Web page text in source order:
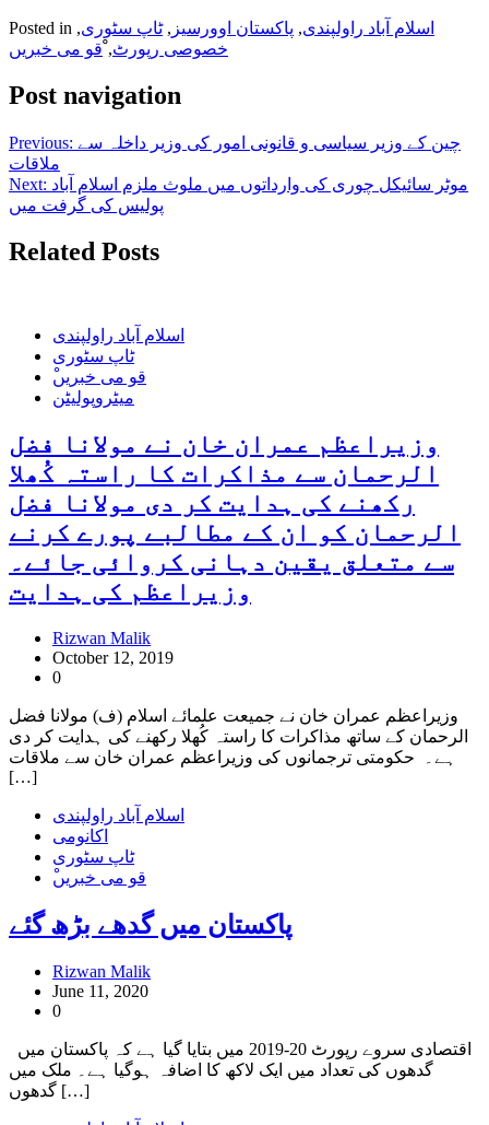
Posted in اسلام آباد راولپندی, پاکستان اوورسیز ,ٹاپ سٹوری,
خصوصی رپورٹ,ْقو می خبریں
Post navigation
Previous: چین کے وزیر سیاسی و قانونی امور کی وزیر داخلہ سے
ملاقات
Next: موٹر سائیکل چوری کی وارداتوں میں ملوث ملزم اسلام آباد
پولیس کی گرفت میں
Related Posts
اسلام آباد راولپندی
ٹاپ سٹوری
ْقو می خبریں
میٹروپولیٹن
وزیراعظم عمران خان نے مولانا فضل
الرحمان سے مذاکرات کا راستہ کُھلا
رکھنے کی ہدایت کر دی مولانا فضل
الرحمان کو ان کے مطالبے پورے کرنے
سے متعلق یقین دہانی کروائی جائے۔
وزیراعظم کی ہدایت
Rizwan Malik
October 12, 2019
0
وزیراعظم عمران خان نے جمیعت علمائے اسلام (ف) مولانا فضل
الرحمان کے ساتھ مذاکرات کا راستہ کُھلا رکھنے کی ہدایت کر دی
ہے۔ حکومتی ترجمانوں کی وزیراعظم عمران خان سے ملاقات
[…]
اسلام آباد راولپندی
اکانومی
ٹاپ سٹوری
ْقو می خبریں
پاکستان میں گدھے بڑھ گئے
Rizwan Malik
June 11, 2020
0
گدھوں کی تعداد میں ایک لاکھ کا اضافہ ہوگیا ہے۔ ملک میں
گدھوں […]